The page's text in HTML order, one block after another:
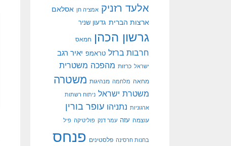
אלעד רזניק אמציה חן אסלאם
ארצות הברית גדעון שניר
גרשון הכהן חמאס
חרבות ברזל טראמפ יאיר רגב
ישראל כרזות מהפכה משטרית
מחאה מלחמה מנהיגות משטרה
משטרת ישראל ניתוח רשתות
ארגוניות נתניהו עופר בורין
עוצמה עזה עמר דנק פוליטיקה פיל
בחנות חרסינה פלסטינים פנחס